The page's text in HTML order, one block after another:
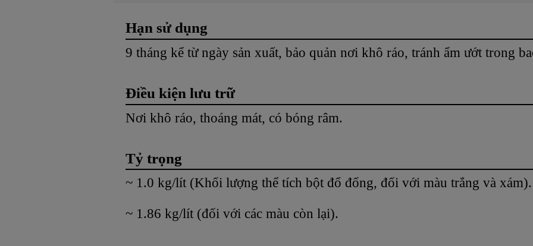
Hạn sử dụng
9 tháng kể từ ngày sản xuất, bảo quản nơi khô ráo, tránh ẩm ướt trong
Điều kiện lưu trữ
Nơi khô ráo, thoáng mát, có bóng râm.
Tỷ trọng
~ 1.0 kg/lít (Khối lượng thể tích bột đổ đống, đối với màu trắng và xám).
~ 1.86 kg/lít (đối với các màu còn lại).